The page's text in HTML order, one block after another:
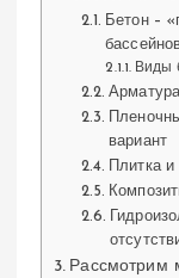
Бетон –
Виды
вариант
Плитка
Рассмотрим